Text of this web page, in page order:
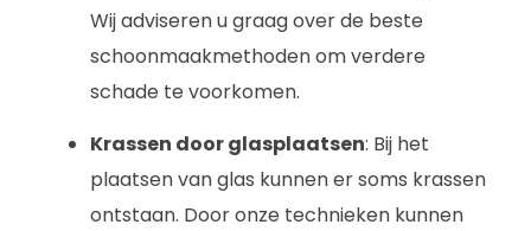
Wij adviseren u graag over de beste
schoonmaakmethoden om verdere
schade te voorkomen.
Krassen door glasplaatsen: Bij het
plaatsen van glas kunnen er soms krassen
ontstaan. Door onze technieken kunnen